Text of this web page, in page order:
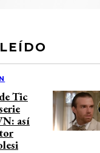
Tic
así